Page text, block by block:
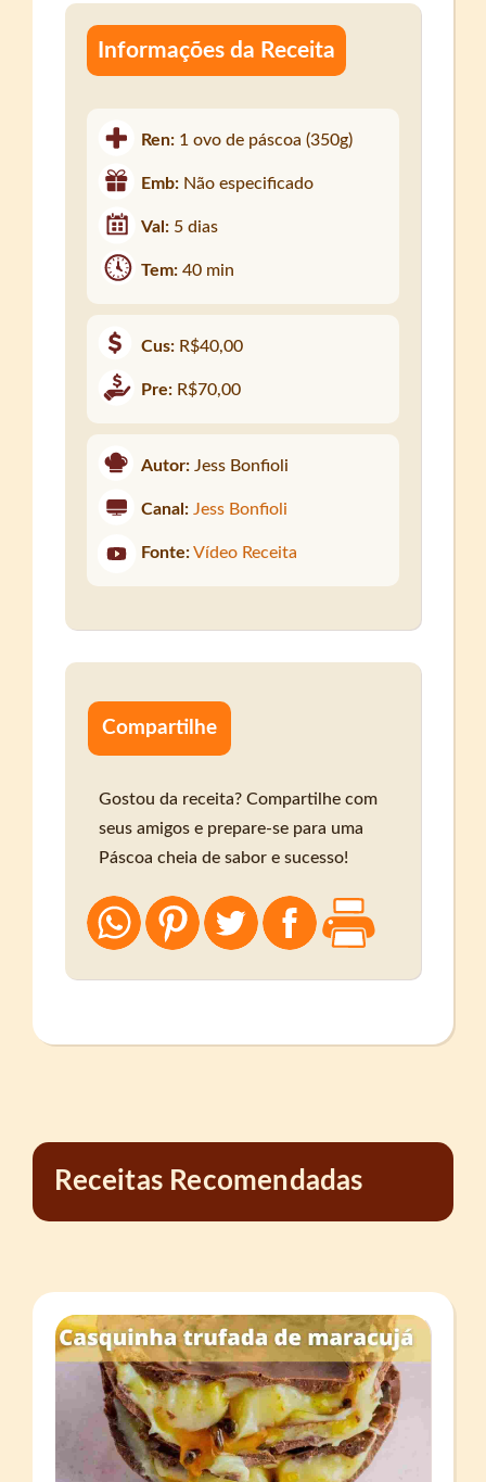
Informações da Receita
Ren: 1 ovo de páscoa (350g)
Emb: Não especificado
Val: 5 dias
Tem:40 min
Cus: R$40,00
Pre: R$70,00
Autor: Jess Bonfioli
Canal: Jess Bonfioli
Fonte: Vídeo Receita
Compartilhe
Gostou da receita? Compartilhe com
seus amigos e prepare-se para uma
Páscoa cheia de sabor e sucesso!
Receitas Recomendadas